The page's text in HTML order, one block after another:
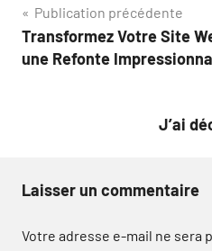
Navigation
de
Publication précédente
Transformez Votre Site
une Refonte
J’ai
Laisser un commentaire
Votre adresse e-mail ne sera